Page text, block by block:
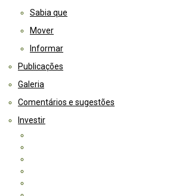
Sabia que
Mover
Informar
Publicações
Galeria
Comentários e sugestões
Investir